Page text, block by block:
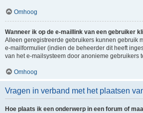
Omhoog
Wanneer ik op de e-maillink van een gebruiker
Alleen geregistreerde gebruikers kunnen gebruik
e-mailformulier (indien de beheerder dit heeft
van het e-mailsysteem door anonieme gebruikers
Omhoog
Vragen in verband met het plaatsen
Hoe plaats ik een onderwerp in een forum of